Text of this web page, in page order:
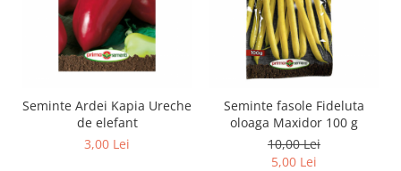
Seminte Ardei Kapia Ureche
de elefant
3,00 Lei
Seminte fasole Fideluta
oloaga Maxidor 100 g
10,00 Lei
5,00 Lei